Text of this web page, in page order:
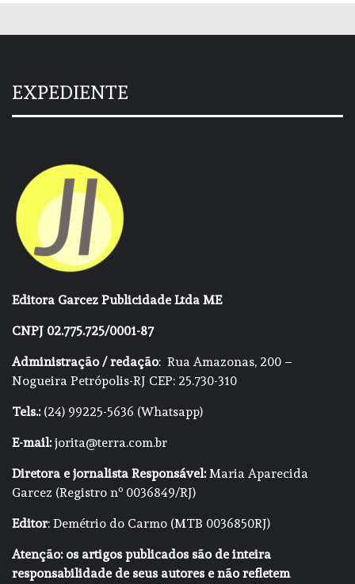
EXPEDIENTE
Editora Garcez Publicidade Ltda ME
CNPJ 02.775.725/0001-87
Administração / redação: Rua Amazonas, 200 –
Nogueira Petrópolis-RJ CEP: 25.730-310
Tels.:(24) 99225-5636 (Whatsapp)
E-mail:jorita@terra.com.br
Diretora e jornalista Responsável:Maria Aparecida
Garcez (Registro nº 0036849/RJ)
Editor: Demétrio do Carmo (MTB 0036850RJ)
Atenção: os artigos publicados são de inteira
responsabilidade de seus autores e não refletem